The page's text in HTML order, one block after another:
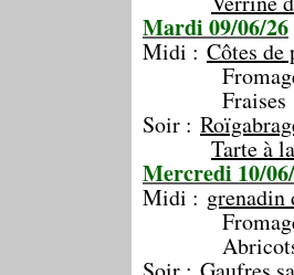
Mardi 09/06/26
Midi : Côtes de
Fraises
Soir :
Tarte à
Mercredi 10/
Midi : grenadin